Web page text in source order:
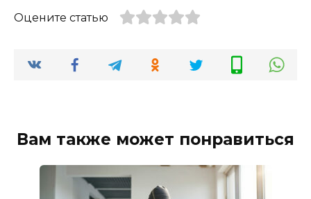
Оцените статью
Вам также может понравиться